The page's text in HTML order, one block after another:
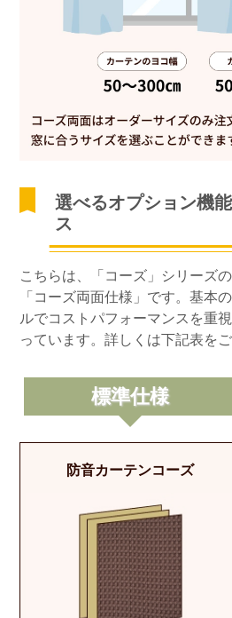
選べるオプション機
ス
こちらは、「コーズ」シリーズ
「コーズ両面仕様」です。基本
ルでコストパフォーマンスを重
っています。詳しくは下記表を
標準仕様
防音カーテンコーズ